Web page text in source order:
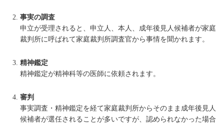
事実の調査
申立が受理されると、申立人、本人、成年後見人候補者が家庭
裁判所に呼ばれて家庭裁判所調査官から事情を聞かれます。
精神鑑定
精神鑑定が精神科等の医師に依頼されます。
審判
事実調査・精神鑑定を経て家庭裁判所からそのまま成年後見人
候補者が選任されることが多いですが、認められなかった場合